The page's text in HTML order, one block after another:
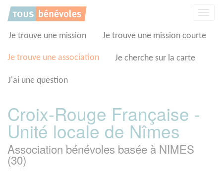
Je trouve une mission Je trouve une mission courte
Je trouve une association Je cherche sur la carte
J'ai une question
Croix-Rouge Française -
Unité locale de Nîmes
Association bénévoles basée à NIMES
(30)
Panneau de gestion des cookies